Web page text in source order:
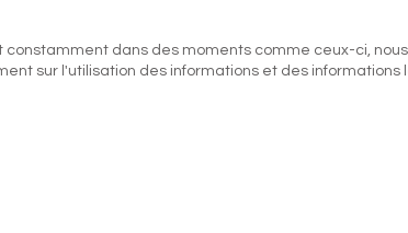
dans des moments comme ceux-ci,
sur l'utilisation des informations et des informations